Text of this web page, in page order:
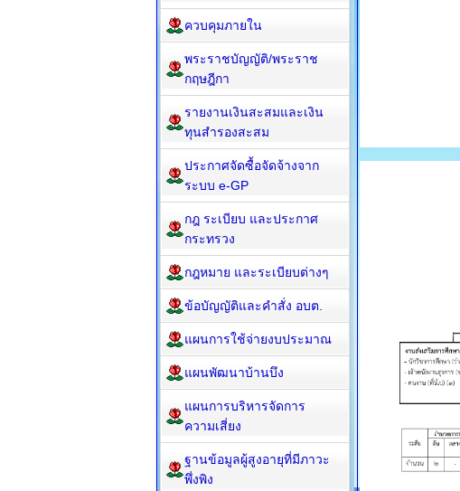
ควบคุมภายใน
พระราชบัญญัติ/พระราช
กฤษฎีกา
รายงานเงินสะสมและเงิน
ทุนสำรองสะสม
ประกาศจัดซื้อจัดจ้างจาก
ระบบ e-GP
กฎ ระเบียบ และประกาศ
กระทรวง
กฎหมาย และระเบียบต่างๆ
ข้อบัญญัติและคำสั่ง อบต.
แผนการใช้จ่ายงบประมาณ
แผนพัฒนาบ้านบึง
แผนการบริหารจัดการ
ความเสี่ยง
ฐานข้อมูลผู้สูงอายุที่มีภาวะ
พึ่งพิง